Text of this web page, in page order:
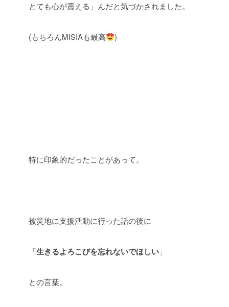
とても心が震える」んだと気づかされました。
(もちろんMISIAも最高 )
特に印象的だったことがあって。
被災地に支援活動に行った話の後に
「生きるよろこびを忘れないでほしい 」
との言葉。